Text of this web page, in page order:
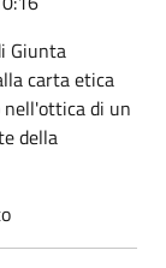
Giunta
carta etica
nell'ottica di un
della